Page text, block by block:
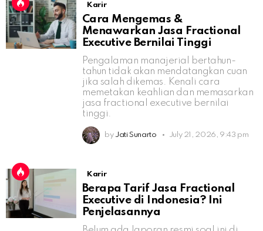
Karir
Cara Mengemas &
Menawarkan Jasa Fractional
Executive Bernilai Tinggi
Pengalaman manajerial bertahun-
tahun tidak akan mendatangkan cuan
jika salah dikemas. Kenali cara
memetakan keahlian dan memasarkan
jasa fractional executive bernilai
tinggi.
by Jati Sunarto July 21, 2026, 9:43 pm
Karir
Berapa Tarif Jasa Fractional
Executive di Indonesia? Ini
Penjelasannya